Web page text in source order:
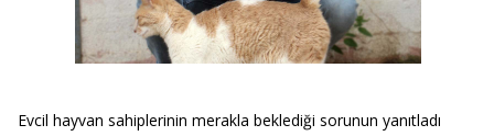
Evcil hayvan sahiplerinin merakla beklediği sorunun yanıtladı